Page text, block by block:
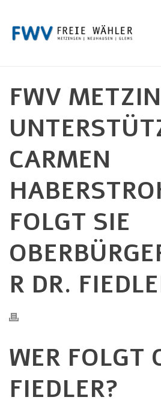
FWV
CARMEN
FOLGT SIE
R DR.
WER FOLGT
FIEDLER?